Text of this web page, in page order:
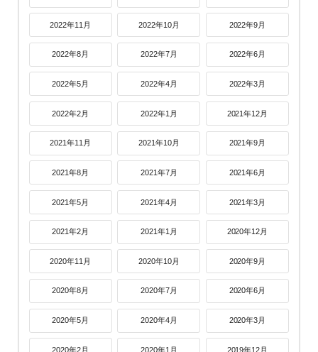
2022年11月 2022年10月 2022年9月
2022年8月 2022年7月 2022年6月
2022年5月 2022年4月 2022年3月
2022年2月 2022年1月 2021年12月
2021年11月 2021年10月 2021年9月
2021年8月 2021年7月 2021年6月
2021年5月 2021年4月 2021年3月
2021年2月 2021年1月 2020年12月
2020年11月 2020年10月 2020年9月
2020年8月 2020年7月 2020年6月
2020年5月 2020年4月 2020年3月
2020年2月 2020年1月 2019年12月